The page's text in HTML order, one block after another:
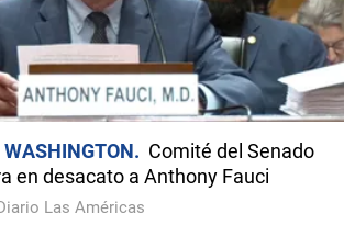
WASHINGTON
Comité del Senado
en desacato a Anthony Fauci
Las Américas